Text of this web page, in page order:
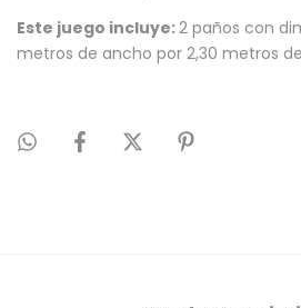
Este juego incluye:2 paños con
metros de ancho por 2,30 metros